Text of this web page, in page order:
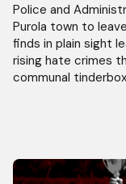
Police and
Purola town to
finds in plain sight
rising hate crimes
communal tinderbox